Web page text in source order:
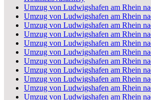
Umzug von Ludwigshafen am Rhein
Umzug von Ludwigshafen am Rhein
Umzug von Ludwigshafen am Rhein
Umzug von Ludwigshafen am Rhein
Umzug von Ludwigshafen am Rhein
Umzug von Ludwigshafen am Rhein
Umzug von Ludwigshafen am Rhein
Umzug von Ludwigshafen am Rhein
Umzug von Ludwigshafen am Rhein
Umzug von Ludwigshafen am Rhein
Umzug von Ludwigshafen am Rhein